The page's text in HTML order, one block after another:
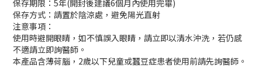
保存期限：5年(開封後建議6個月內使用完畢)
保存方式：請置於陰涼處，避免陽光直射
注意事項：
使用時避開眼睛，如不慎誤入眼睛，請立即以清水沖洗，若仍感
不適請立即詢醫師。
本產品含薄荷腦，2歲以下兒童或蠶豆症患者使用前請先詢醫師。